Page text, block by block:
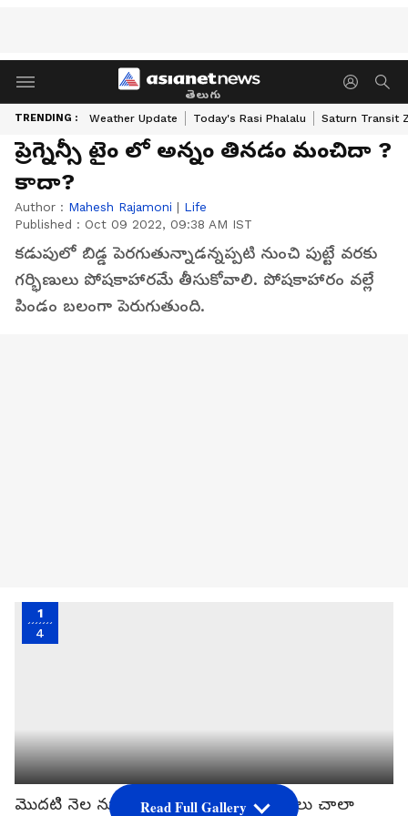
తెలుగు
TRENDING : Weather Update Today's Rasi Phalalu Saturn Transit
ప్రెగ్నెన్సీ టైం లో అన్నం తినడం మంచిదా ?
కాదా?
Author : Mahesh Rajamoni | Life
Published : Oct 09 2022, 09:38 AM IST
కడుపులో బిడ్డ పెరగుతున్నాడన్నప్పటి నుంచి పుట్టే వరకు
గర్భిణులు పోషకాహారమే తీసుకోవాలి. పోషకాహారం వల్లే
పిండం బలంగా పెరుగుతుంది.
1
4
మొదటి నెల నుంచి బిడ్డ పుట్టే వరకు గర్భిణులు చాలా
Read Full Gallery